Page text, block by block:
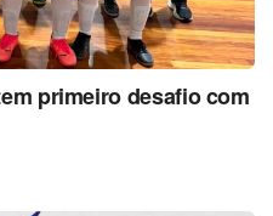
primeiro desafio com